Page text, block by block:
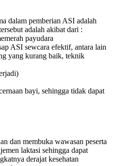
dalam pemberian ASI adalah
adalah akibat dari :
payudara
ASI sewcara efektif, antara lain
yang kurang baik, teknik
bayi, sehingga tidak dapat
dan membuka wawasan peserta
laktasi sehingga dapat
derajat kesehatan